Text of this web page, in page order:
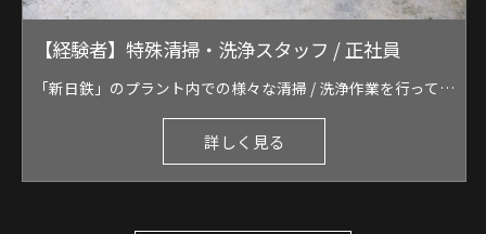
【経験者】特殊清掃・洗浄スタッフ / 正社員
「新日鉄」のプラント内での様々な清掃 / 洗浄作業を行っております。 《作業内容例》 ●ベルトコンベア / 周辺の清掃 ●壁・屋根の洗浄 ●ピット・配管・機械等の清掃 ●タンク内の洗浄 など 超高圧ジェット洗浄、ドライアイス洗浄、産業バキューム車などを使用し、作業を行います。 スコップを使用した手元作業や、警備員として安全確保を行うこともあります。 ■作業内容に応じて人数を調整します。 3〜5名班、10名前後で行うこともあります。 ■未経験の方にはマンツーマンで、丁寧に指導を行います。
詳しく見る